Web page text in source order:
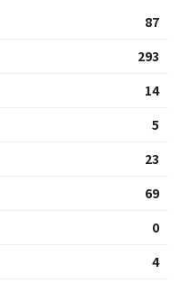
87
293
14
5
23
69
0
4